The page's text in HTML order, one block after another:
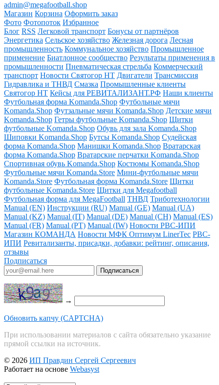
admin@megafootball.shop
Магазин Корзина Оформить заказ
Фото Фотопоток Избранное
Блог RSS Легковой транспорт Бонусы от партнёров
Энергетика Сельское хозяйство Железная дорога Лесная
промышленность Коммунальное хозяйство Промышленное
применение Биатлонное сообщество Результаты применения в
промышленности Пневматическая стрельба Коммерческий
транспорт Новости Святогор НТ Двигатели Трансмиссия
Гидравлика и ТНВД Смазка Промышленные клиенты
Святогор НТ Кейсы для РЕВИТАЛИЗАНТ.РФ Наши клиенты
Футбольная форма Komanda.Shop Футбольные мячи
Komanda.Shop Футзальные мячи Komanda.Shop Детские мячи
Komanda.Shop Гетры футбольные Komanda.Shop Щитки
футбольные Komanda.Shop Обувь для зала Komanda.Shop
Шиповки Komanda.Shop Бутсы Komanda.Shop Судейская
форма Komanda.Shop Манишки Komanda.Shop Вратарская
форма Komanda.Shop Вратарские перчатки Komanda.Shop
Спортивная обувь Komanda.Shop Костюмы Komanda.Shop
Футбольные мячи Komanda.Store Мини-футбольные мячи
Komanda.Store Футбольная форма Komanda.Store Щитки
футбольные Komanda.Store Щитки для Megafootball
Футбольная форма для MegaFootball ТНВД Триботехнологии
Manual (EN) Инструкции (RU) Manual (GE) Manual (UA)
Manual (KZ) Manual (IT) Manual (DE) Manual (CH) Manual (ES)
Manual (FR) Manual (PT) Manual (IW) Новости РВС-ИПИ
Магазин КОМАНДА Новости МФК Оптимум LinerTec РВС-
ИПИ Ревитализанты, присадки, добавки: рейтинг, описания,
отзывы
Подписаться
→
Обновить капчу (CAPTCHA)
При использовании материалов с сайта обязательно указание
прямой ссылки на источник.
© 2026 ИП Правдин Сергей Сергеевич
Работает на основе Webasyst